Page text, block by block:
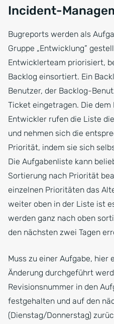
Incident-
Bugreports werden als
Gruppe „Entwicklung”
Entwicklerteam priorisiert,
Backlog einsortiert. Ein
Benutzer, der Backlog-
Ticket eingetragen. Die
Entwickler rufen die Liste
und nehmen sich die
Priorität, indem sie sich
Die Aufgabenliste kann
Sortierung nach Priorität
einzelnen Prioritäten das
weiter oben in der Liste ist
werden ganz nach oben
den nächsten zwei Tagen
Muss zu einer Aufgabe, hier
Änderung durchgeführt
Revisionsnummer in den
festgehalten und auf den
(Dienstag/Donnerstag)